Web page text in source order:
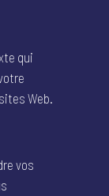
qui
Web.
vos